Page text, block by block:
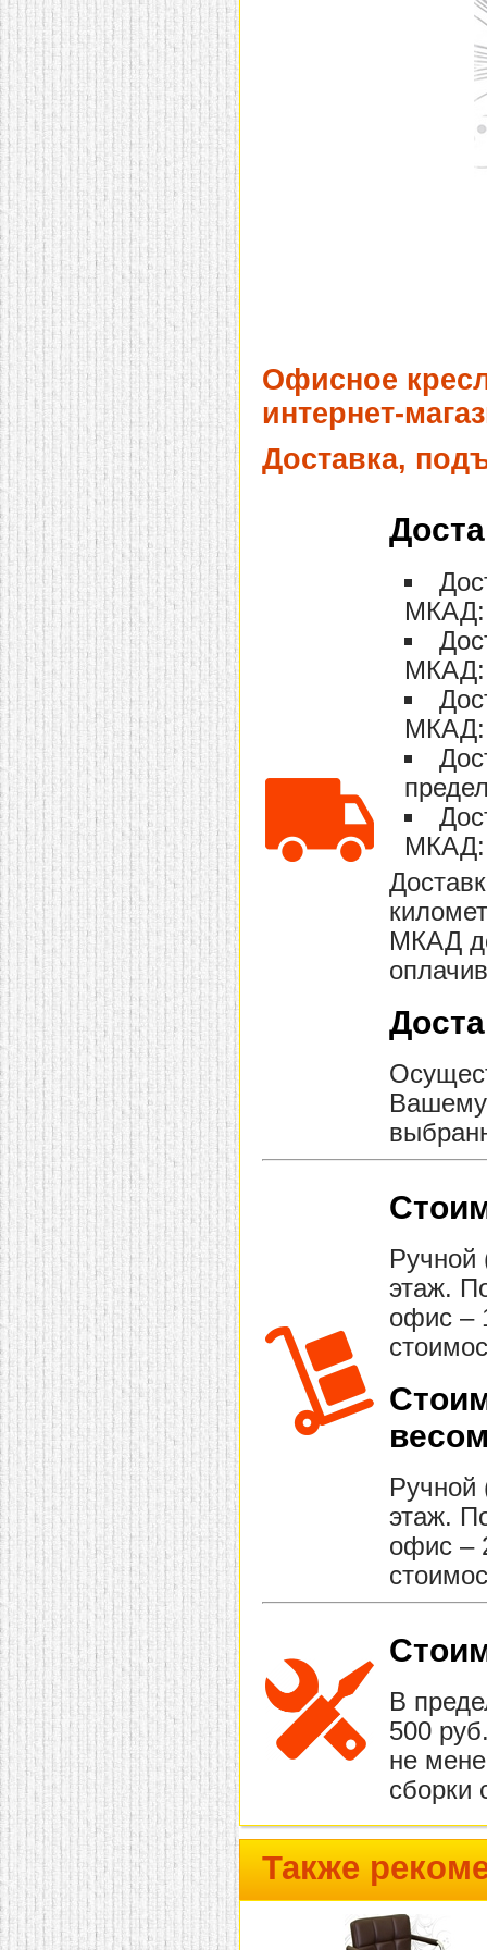
домашнем использовании.
Эта мебель имеет
некоторые преимущества
перед той же стенкой для
гостиной, к примеру,
поскольку она более
легкая и не загромождает
пространство. В спальне
этот предмет можно
поставить у изголовья
кровати, чтобы заполнить
пустующее там
место. Также стеллажи
очень часто используют в
качестве разграничителей
комнаты, например, на
рабочую зону и
пространство для отдыха.
Особенно это актуально
для однокомнатных
квартир.
Офисное
интернет-
Доставка,
МКАД:
МКАД:
МКАД:
МКАД:
МКАД
Вашему
Ручной
этаж.
офис –
Ручной
этаж.
офис –
В
500
не
сборки
Также